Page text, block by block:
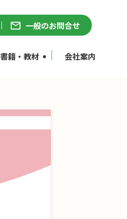
一般のお問合せ
書籍・教材 会社案内